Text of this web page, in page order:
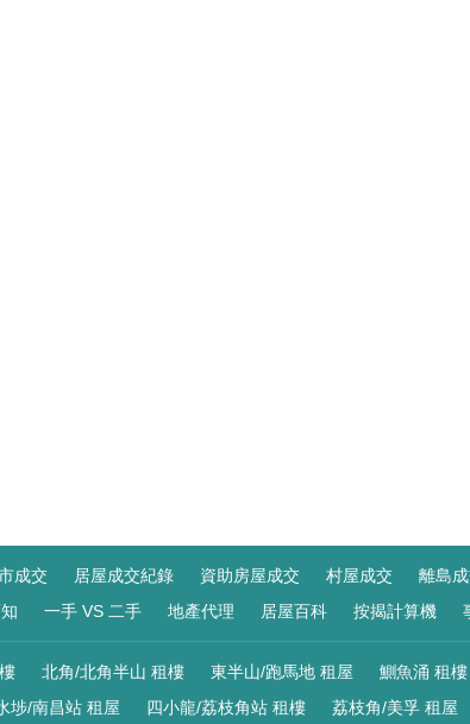
成交 居屋成交紀錄 資助房屋成交 村屋成交 離島
一手 VS 二手 地產代理 居屋百科 按揭計算機
北角/北角半山 租樓 東半山/跑馬地 租屋 鰂魚涌 租樓
埗/南昌站 租屋 四小龍/荔枝角站 租樓 荔枝角/美孚 租屋